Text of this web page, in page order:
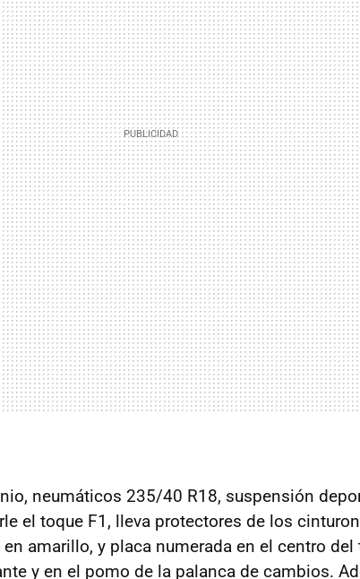
neumáticos 235/40 R18, suspensión
el toque F1, lleva protectores de los
en amarillo, y placa numerada en el centro
y en el pomo de la palanca de cambios.